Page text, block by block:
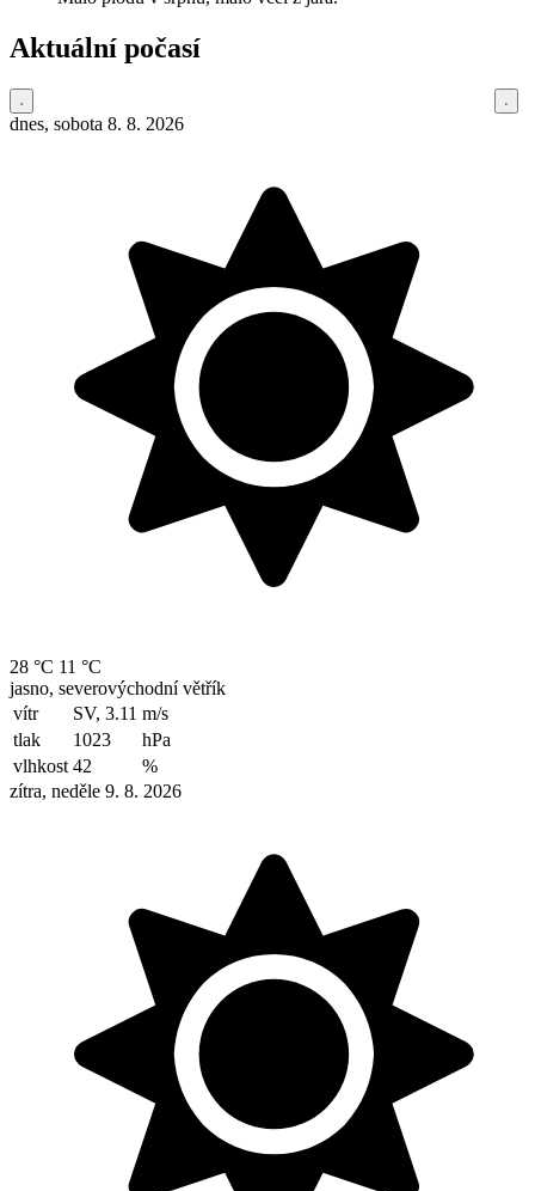
Aktuální počasí
dnes, sobota 8. 8. 2026
28 °C 11 °C
jasno, severovýchodní větřík
vítr
SV, 3.11 m/s
tlak
1023
hPa
vlhkost 42
%
zítra, neděle 9. 8. 2026